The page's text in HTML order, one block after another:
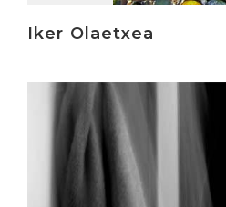
Iker Olaetxea
Irakurri